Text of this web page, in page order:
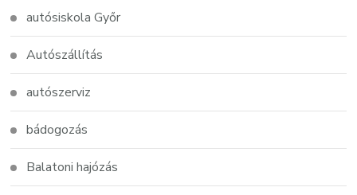
autósiskola Győr
Autószállítás
autószerviz
bádogozás
Balatoni hajózás